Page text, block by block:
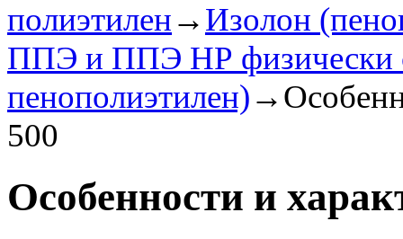
полиэтилен→Изолон
ППЭ и ППЭ НР физически
пенополиэтилен)→
500
Особенности и